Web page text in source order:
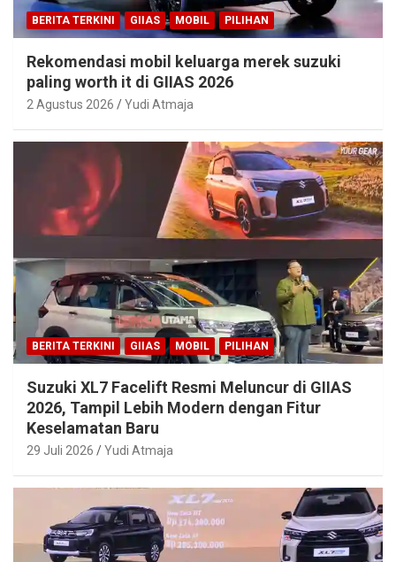
BERITA TERKINI GIIAS MOBIL PILIHAN
Rekomendasi mobil keluarga merek suzuki
paling worth it di GIIAS 2026
2 Agustus 2026 Yudi Atmaja
BERITA TERKINI GIIAS MOBIL PILIHAN
Suzuki XL7 Facelift Resmi Meluncur di GIIAS
2026, Tampil Lebih Modern dengan Fitur
Keselamatan Baru
29 Juli 2026 Yudi Atmaja